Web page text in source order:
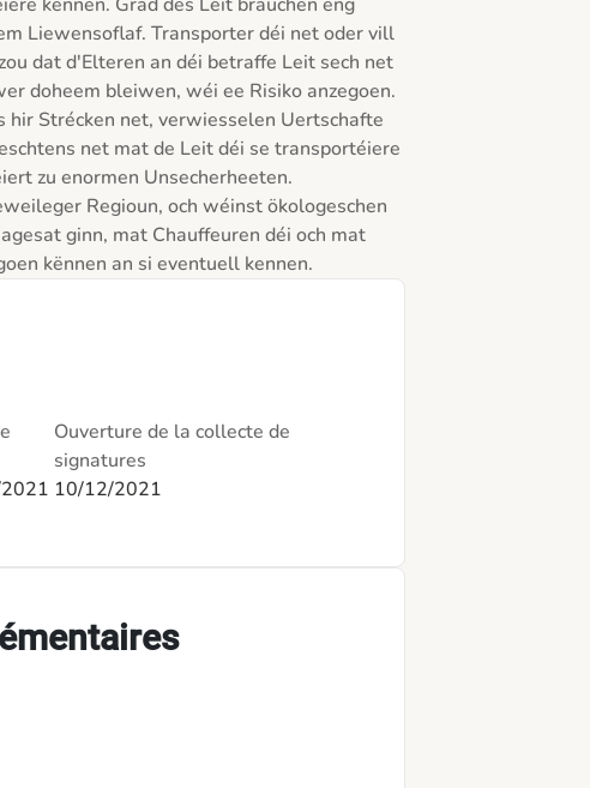
Liewensoflaf. Transporter déi net oder vill
dat d'Elteren an déi betraffe Leit sech net
doheem bleiwen, wéi ee Risiko anzegoen.
hir Strécken net, verwiesselen Uertschafte
net mat de Leit déi se transportéiere
zu enormen Unsecherheeten.
Regioun, och wéinst ökologeschen
ginn, mat Chauffeuren déi och mat
kënnen an si eventuell kennen.
Ouverture de la collecte de
signatures
10/12/2021